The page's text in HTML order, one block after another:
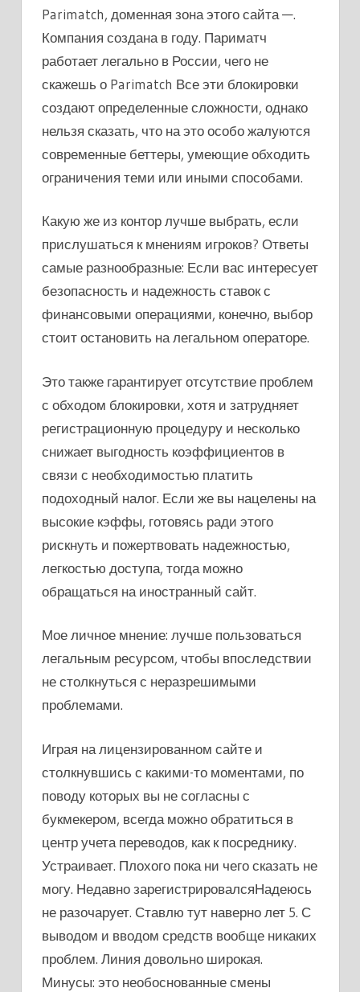
Parimatch, доменная зона этого сайта —.
Компания создана в году. Париматч
работает легально в России, чего не
скажешь о Parimatch Все эти блокировки
создают определенные сложности, однако
нельзя сказать, что на это особо жалуются
современные беттеры, умеющие обходить
ограничения теми или иными способами.
Какую же из контор лучше выбрать, если
прислушаться к мнениям игроков? Ответы
самые разнообразные: Если вас интересует
безопасность и надежность ставок с
финансовыми операциями, конечно, выбор
стоит остановить на легальном операторе.
Это также гарантирует отсутствие проблем
с обходом блокировки, хотя и затрудняет
регистрационную процедуру и несколько
снижает выгодность коэффициентов в
связи с необходимостью платить
подоходный налог. Если же вы нацелены на
высокие кэффы, готовясь ради этого
рискнуть и пожертвовать надежностью,
легкостью доступа, тогда можно
обращаться на иностранный сайт.
Мое личное мнение: лучше пользоваться
легальным ресурсом, чтобы впоследствии
не столкнуться с неразрешимыми
проблемами.
Играя на лицензированном сайте и
столкнувшись с какими-то моментами, по
поводу которых вы не согласны с
букмекером, всегда можно обратиться в
центр учета переводов, как к посреднику.
Устраивает. Плохого пока ни чего сказать не
могу. Недавно зарегистрировалсяНадеюсь
не разочарует. Ставлю тут наверно лет 5. С
выводом и вводом средств вообще никаких
проблем. Линия довольно широкая.
Минусы: это необоснованные смены